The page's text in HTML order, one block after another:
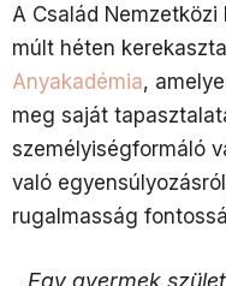
A Család
múlt héten
Anyakadémia,
meg saját
személyiségformáló
való
rugalmasság
„Egy gyermek